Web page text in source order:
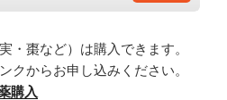
・棗など）は購入できます。
クからお申し込みください。
購入